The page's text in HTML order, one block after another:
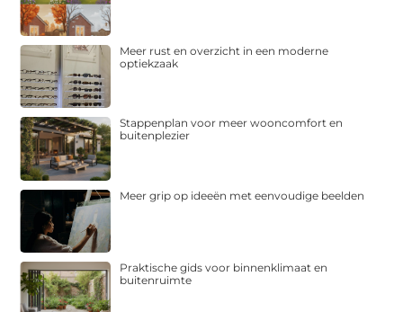
Meer rust en overzicht in een moderne
optiekzaak
Stappenplan voor meer wooncomfort en
buitenplezier
Meer grip op ideeën met eenvoudige beelden
Praktische gids voor binnenklimaat en
buitenruimte